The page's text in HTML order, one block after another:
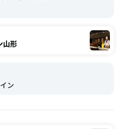
山形